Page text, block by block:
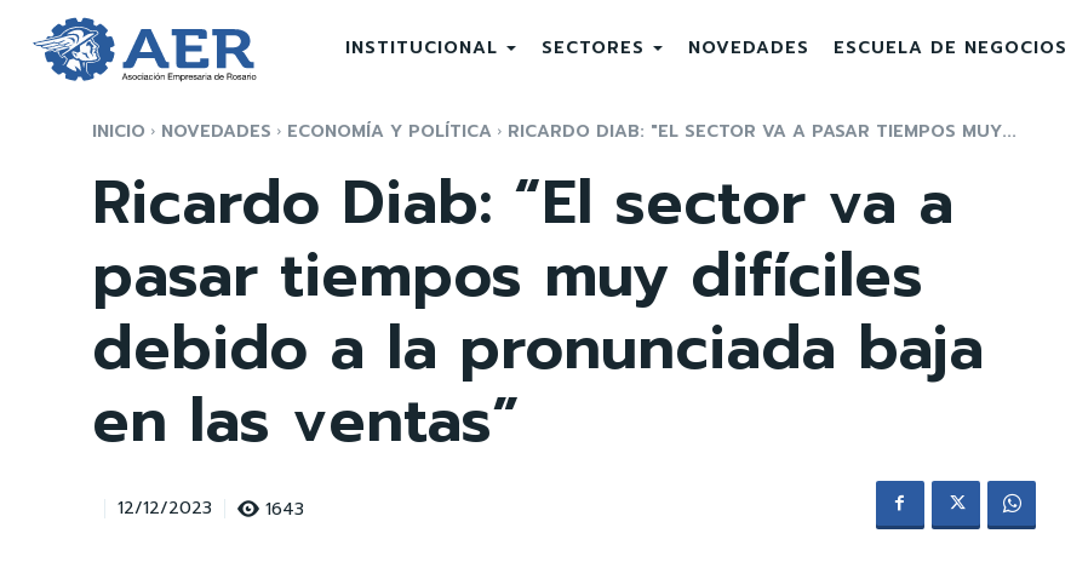
INSTITUCIONAL SECTORES NOVEDADES ESCUELA DE NEGOCIOS
INICIO NOVEDADES ECONOMÍA Y POLÍTICA RICARDO DIAB: "EL SECTOR VA A PASAR TIEMPOS MUY...
Ricardo Diab: “El sector va a
pasar tiempos muy difíciles
debido a la pronunciada baja
en las ventas”
12/12/2023 1643